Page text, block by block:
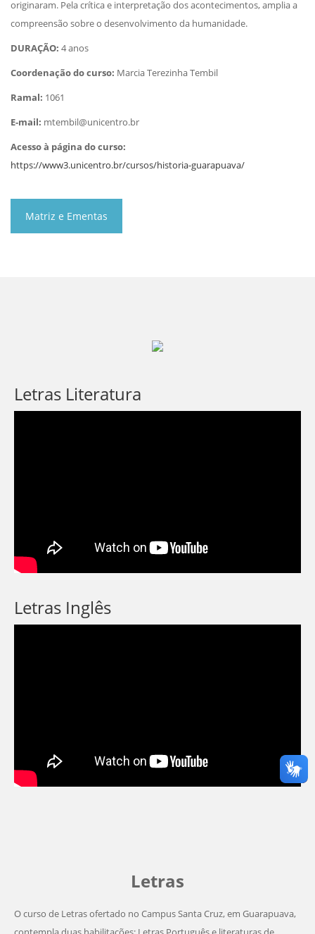
originaram. Pela crítica e interpretação dos acontecimentos, amplia a
compreensão sobre o desenvolvimento da humanidade.
DURAÇÃO: 4 anos
Coordenação do curso: Marcia Terezinha Tembil
Ramal: 1061
E-mail: mtembil@unicentro.br
Acesso à página do curso:
https://www3.unicentro.br/cursos/historia-guarapuava/
Matriz e Ementas
Letras Literatura
Letras Inglês
Letras
O curso de Letras ofertado no Campus Santa Cruz, em Guarapuava,